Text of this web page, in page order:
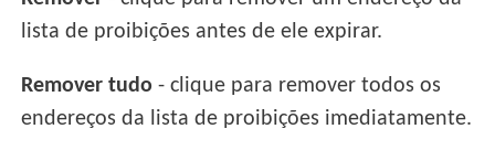
lista de proibições antes de ele expirar.
Remover tudo - clique para remover todos os
endereços da lista de proibições imediatamente.